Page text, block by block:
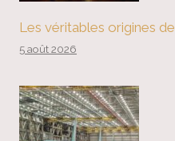
Les véritables origines
5 août 2026